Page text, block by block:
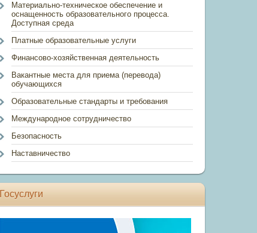
Материально-техническое обеспечение и
оснащенность образовательного процесса.
Доступная среда
Платные образовательные услуги
Финансово-хозяйственная деятельность
Вакантные места для приема (перевода)
обучающихся
Образовательные стандарты и требования
Международное сотрудничество
Безопасность
Наставничество
Госуслуги